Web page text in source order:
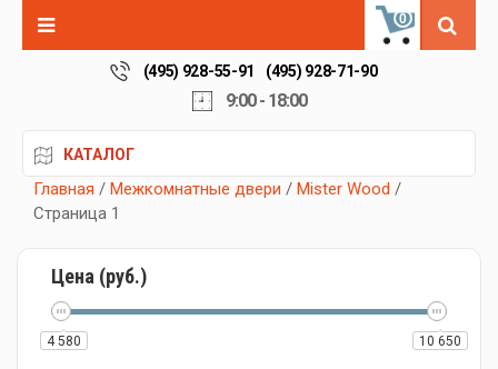
0
(495) 928-55-91 (495) 928-71-90
9:00 - 18:00
КАТАЛОГ
Главная / Межкомнатные двери / Мister Wood /
Страница 1
Цена (руб.)
4 580 10 650